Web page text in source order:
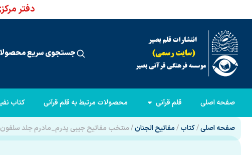
دفتر
جستجوی سریع
صفحه اصلی قلم قرآنی محصولات مرتبط به قلم قرآنی کتاب
صفحه اصلی/کتاب/مفاتیح الجنان/ منتخب مفاتیح جیبی پدرم_مادرم جلد